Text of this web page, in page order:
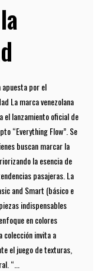
apuesta por el
La marca venezolana
el lanzamiento oficial de
“Everything Flow”. Se
buscan marcar la
la esencia de
pasajeras. La
and Smart (básico e
indispensables
en colores
colección invita a
el juego de texturas,
“...